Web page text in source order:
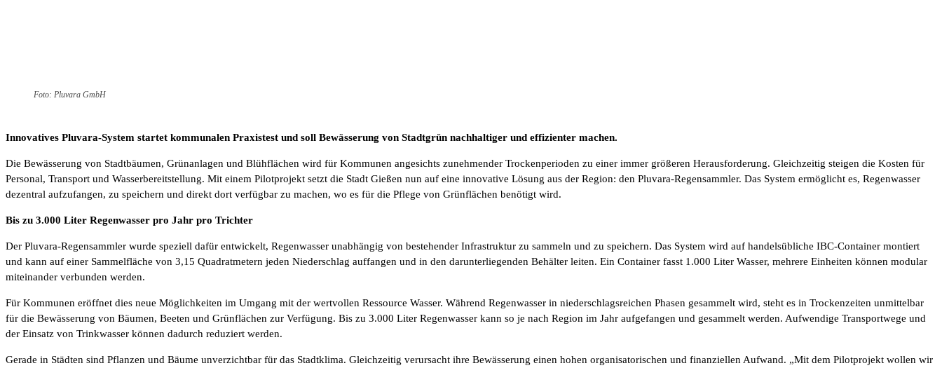
Foto: Pluvara GmbH
Innovatives Pluvara-System startet kommunalen Praxistest und soll Bewässerung von Stadtgrün nachhaltiger und effizienter machen.
Die Bewässerung von Stadtbäumen, Grünanlagen und Blühflächen wird für Kommunen angesichts zunehmender Trockenperioden zu einer immer größeren Herausforderung. Gleichzeitig steigen die Kosten für
Personal, Transport und Wasserbereitstellung. Mit einem Pilotprojekt setzt die Stadt Gießen nun auf eine innovative Lösung aus der Region: den Pluvara-Regensammler. Das System ermöglicht es, Regenwasser
dezentral aufzufangen, zu speichern und direkt dort verfügbar zu machen, wo es für die Pflege von Grünflächen benötigt wird.
Bis zu 3.000 Liter Regenwasser pro Jahr pro Trichter
Der Pluvara-Regensammler wurde speziell dafür entwickelt, Regenwasser unabhängig von bestehender Infrastruktur zu sammeln und zu speichern. Das System wird auf handelsübliche IBC-Container montiert
und kann auf einer Sammelfläche von 3,15 Quadratmetern jeden Niederschlag auffangen und in den darunterliegenden Behälter leiten. Ein Container fasst 1.000 Liter Wasser, mehrere Einheiten können modular
miteinander verbunden werden.
Für Kommunen eröffnet dies neue Möglichkeiten im Umgang mit der wertvollen Ressource Wasser. Während Regenwasser in niederschlagsreichen Phasen gesammelt wird, steht es in Trockenzeiten unmittelbar
für die Bewässerung von Bäumen, Beeten und Grünflächen zur Verfügung. Bis zu 3.000 Liter Regenwasser kann so je nach Region im Jahr aufgefangen und gesammelt werden. Aufwendige Transportwege und
der Einsatz von Trinkwasser können dadurch reduziert werden.
Gerade in Städten sind Pflanzen und Bäume unverzichtbar für das Stadtklima. Gleichzeitig verursacht ihre Bewässerung einen hohen organisatorischen und finanziellen Aufwand. „Mit dem Pilotprojekt wollen wir